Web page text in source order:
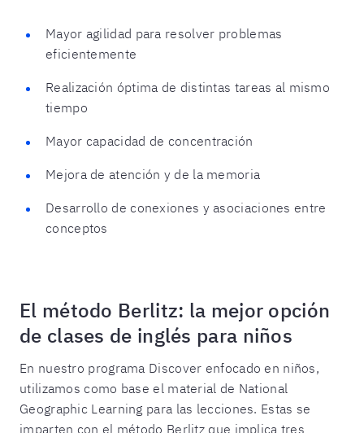
Mayor agilidad para resolver problemas
eficientemente
Realización óptima de distintas tareas al mismo
tiempo
Mayor capacidad de concentración
Mejora de atención y de la memoria
Desarrollo de conexiones y asociaciones entre
conceptos
El método Berlitz: la mejor opción
de clases de inglés para niños
En nuestro programa Discover enfocado en niños,
utilizamos como base el material de National
Geographic Learning para las lecciones. Estas se
imparten con el método Berlitz que implica tres